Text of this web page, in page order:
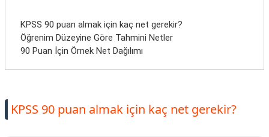
KPSS 90 puan almak için kaç net gerekir?
Öğrenim Düzeyine Göre Tahmini Netler
90 Puan İçin Örnek Net Dağılımı
KPSS 90 puan almak için kaç net gerekir?